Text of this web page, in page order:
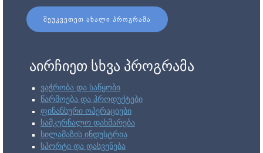
ᲨᲔᲣᲙᲕᲔᲗᲔᲗ ᲐᲮᲐᲚᲘ ᲞᲠᲝᲒᲠᲐᲛᲐ
აირჩიეთ სხვა პროგრამა
ვაჭრობა და საწყობი
წარმოება და პროდუქტები
ფინანსური ოპერაციები
სამკურნალო დახმარება
სილამაზის ინდუსტრია
სპორტი და დასვენება